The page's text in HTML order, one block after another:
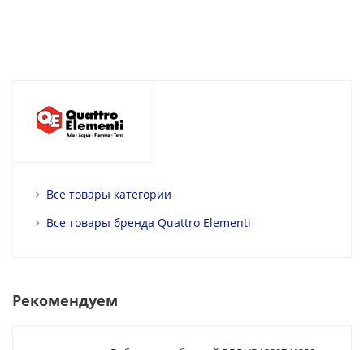
Все товары категории
Все товары бренда Quattro Elementi
Рекомендуем